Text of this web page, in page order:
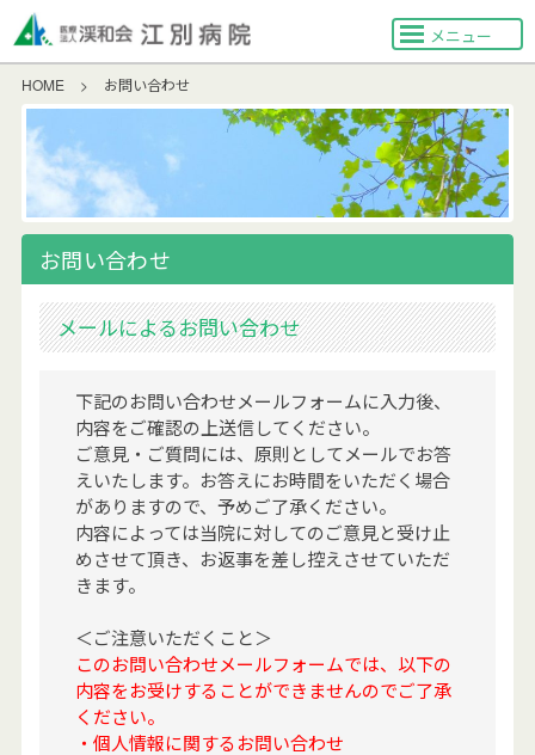
メニュー
HOME > お問い合わせ
お問い合わせ
メールによるお問い合わせ
下記のお問い合わせメールフォームに入力後、
内容をご確認の上送信してください。
ご意見・ご質問には、原則としてメールでお答
えいたします。お答えにお時間をいただく場合
がありますので、予めご了承ください。
内容によっては当院に対してのご意見と受け止
めさせて頂き、お返事を差し控えさせていただ
きます。
＜ご注意いただくこと＞
このお問い合わせメールフォームでは、以下の
内容をお受けすることができませんのでご了承
ください。
・個人情報に関するお問い合わせ